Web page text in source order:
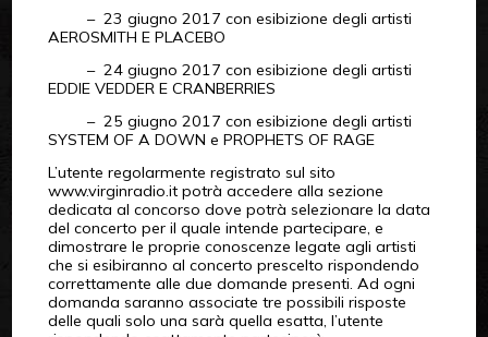
– 23 giugno 2017 con esibizione degli artisti
AEROSMITH E PLACEBO
– 24 giugno 2017 con esibizione degli artisti
EDDIE VEDDER E CRANBERRIES
– 25 giugno 2017 con esibizione degli artisti
SYSTEM OF A DOWN e PROPHETS OF RAGE
L’utente regolarmente registrato sul sito
www.virginradio.it potrà accedere alla sezione
dedicata al concorso dove potrà selezionare la data
del concerto per il quale intende partecipare, e
dimostrare le proprie conoscenze legate agli artisti
che si esibiranno al concerto prescelto rispondendo
correttamente alle due domande presenti. Ad ogni
domanda saranno associate tre possibili risposte
delle quali solo una sarà quella esatta, l’utente